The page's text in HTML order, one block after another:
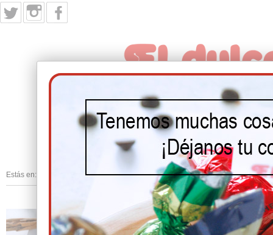
PRODUCTOS NUESTRA
Estás en: Los clásicos/MANTECADOS DE CANELA